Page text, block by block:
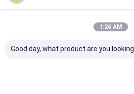
1:26 AM
Good day, what product are you